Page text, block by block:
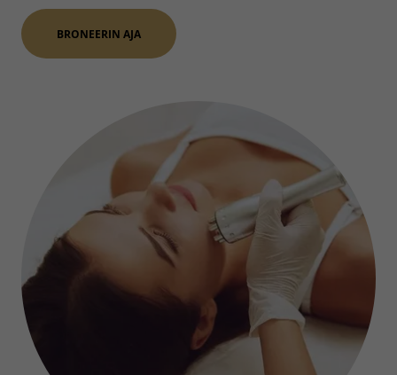
BRONEERIN AJA